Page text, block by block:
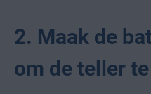
2. Maak de
om de teller